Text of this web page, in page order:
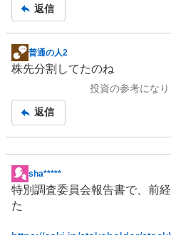
返信
掲
示
事
普通の人2
株先分割してたのね
投資の参考になり
返信
掲
示
板
sha*****
特別調査委員会報告書で、前
た